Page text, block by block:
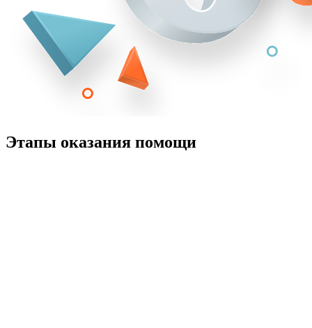
Этапы оказания помощи